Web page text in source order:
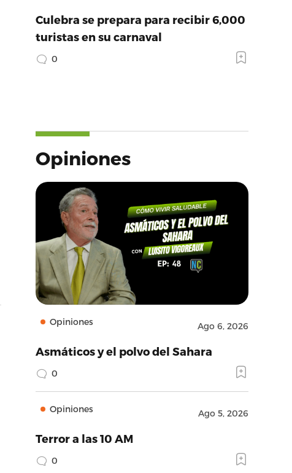
Culebra se prepara para recibir 6,000
turistas en su carnaval
0
Opiniones
Opiniones Ago 6, 2026
Asmáticos y el polvo del Sahara
0
Opiniones Ago 5, 2026
Terror a las 10 AM
0